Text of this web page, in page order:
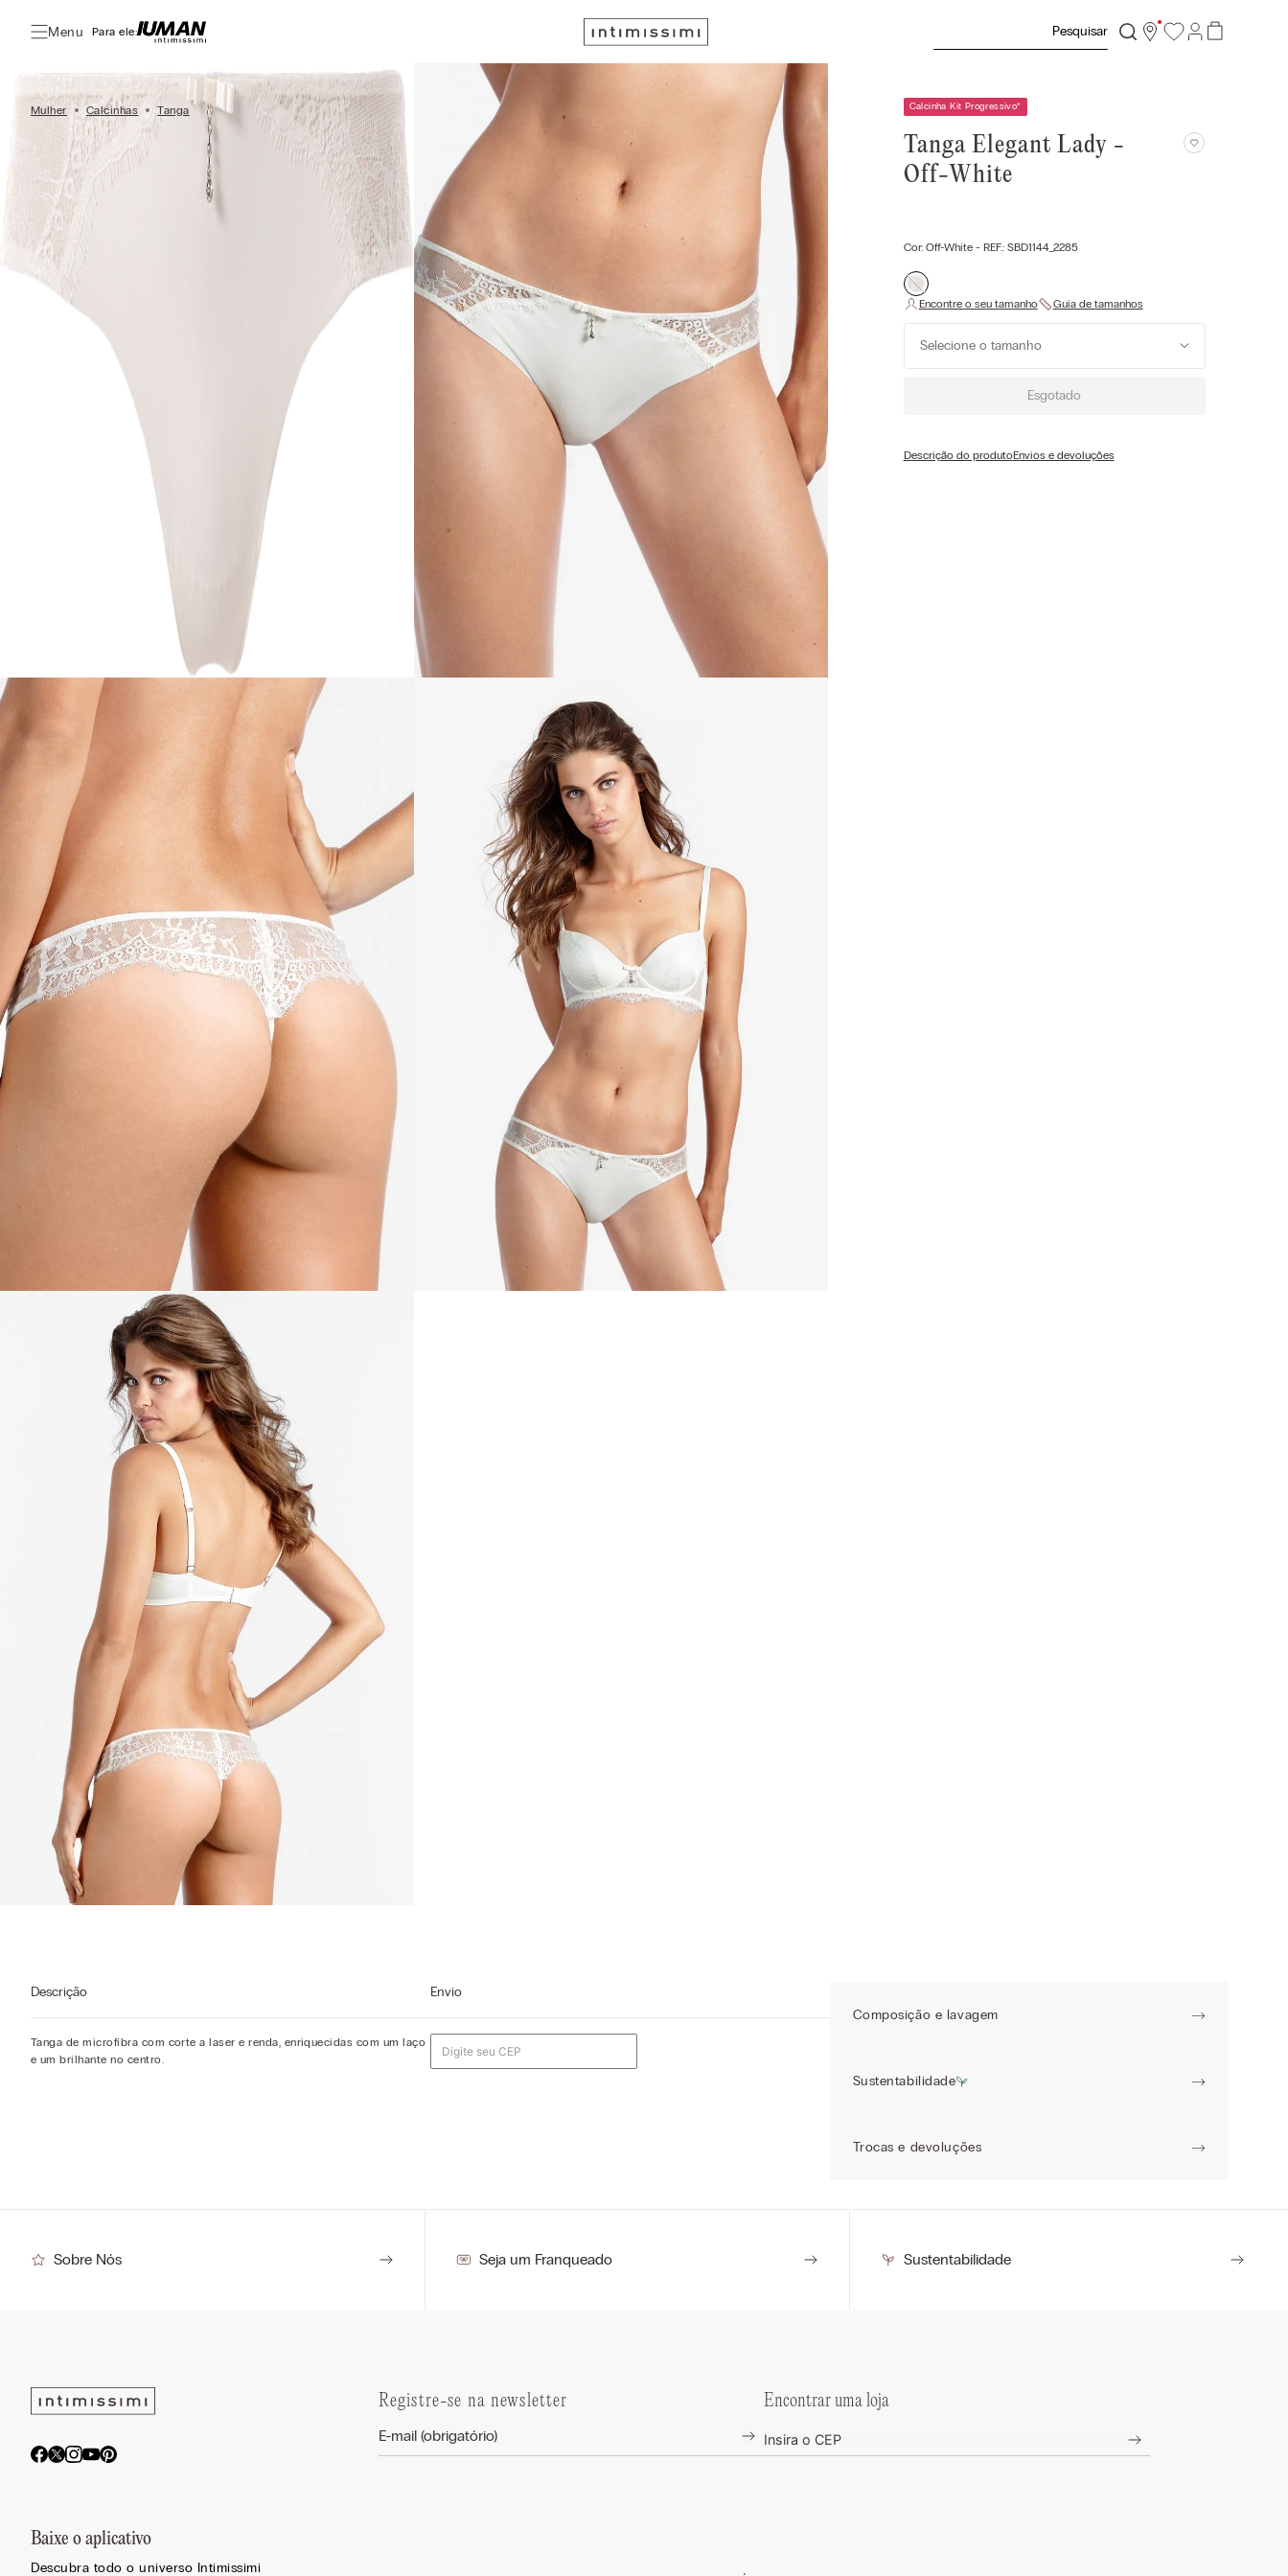
Menu Para ele:
Mulher Calcinhas Tanga Calcinha Kit Progressivo*
Tanga Elegant Lady -
Off-White
Cor: Off-White- REF.: SBD1144_2285
Selecione o tamanho
Esgotado
Descrição do produtoEnvios e devoluções
Descrição
Tanga de microfibra com corte a laser e renda, enriquecidas com um laço
e um brilhante no centro.
Envio
Composição e lavagem
Sustentabilidade
Trocas e devoluções
Sobre Nós Seja um Franqueado Sustentabilidade
Baixe o aplicativo
Descubra todo o universo Intimissimi
Registre-se na newsletter Encontrar uma loja